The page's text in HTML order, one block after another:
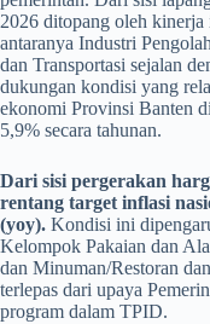
2026 ditopang oleh kinerja
antaranya Industri
dan Transportasi sejalan
dukungan kondisi yang
ekonomi Provinsi Banten
5,9% secara tahunan.
Dari sisi pergerakan
rentang target inflasi
(yoy). Kondisi ini
Kelompok Pakaian dan
dan Minuman/Restoran
terlepas dari upaya
program dalam TPID.